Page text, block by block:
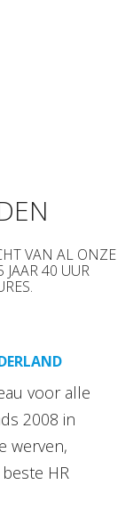
VAN AL ONZE
40 UUR
voor alle
2008 in
werven,
HR